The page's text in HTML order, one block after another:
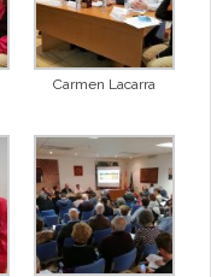
Carmen Lacarra